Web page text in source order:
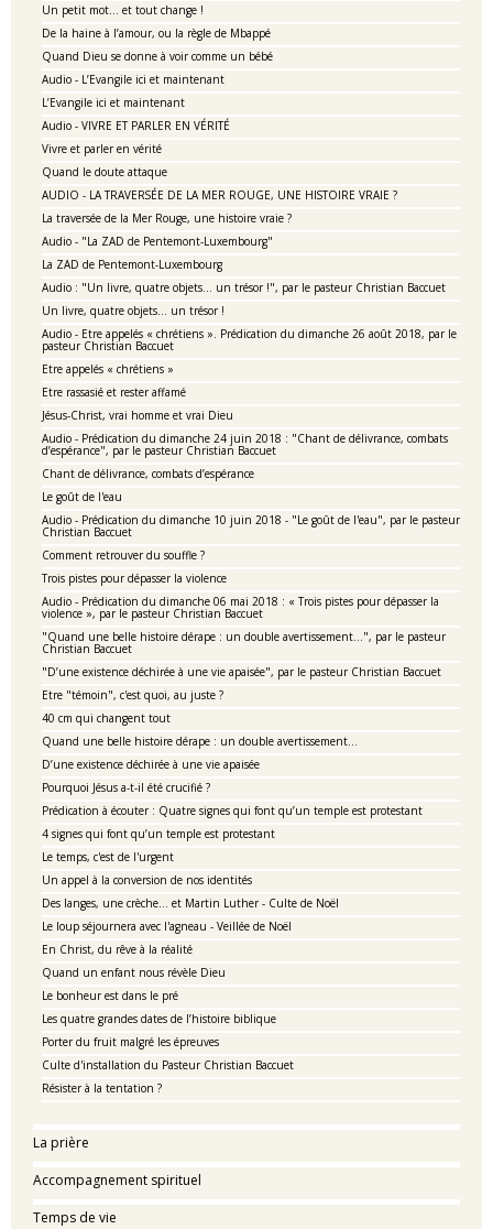
Un petit mot… et tout change !
De la haine à l’amour, ou la règle de Mbappé
Quand Dieu se donne à voir comme un bébé
Audio - L’Evangile ici et maintenant
L’Evangile ici et maintenant
Audio - VIVRE ET PARLER EN VÉRITÉ
Vivre et parler en vérité
Quand le doute attaque
AUDIO - LA TRAVERSÉE DE LA MER ROUGE, UNE HISTOIRE VRAIE ?
La traversée de la Mer Rouge, une histoire vraie ?
Audio - "La ZAD de Pentemont-Luxembourg"
La ZAD de Pentemont-Luxembourg
Audio : "Un livre, quatre objets… un trésor !", par le pasteur Christian Baccuet
Un livre, quatre objets… un trésor !
Audio - Etre appelés « chrétiens ». Prédication du dimanche 26 août 2018, par le
pasteur Christian Baccuet
Etre appelés « chrétiens »
Etre rassasié et rester affamé
Jésus-Christ, vrai homme et vrai Dieu
Audio - Prédication du dimanche 24 juin 2018 : "Chant de délivrance, combats
d’espérance", par le pasteur Christian Baccuet
Chant de délivrance, combats d’espérance
Le goût de l'eau
Audio - Prédication du dimanche 10 juin 2018 - "Le goût de l'eau", par le pasteur
Christian Baccuet
Comment retrouver du souffle ?
Trois pistes pour dépasser la violence
Audio - Prédication du dimanche 06 mai 2018 : « Trois pistes pour dépasser la
violence », par le pasteur Christian Baccuet
"Quand une belle histoire dérape : un double avertissement…", par le pasteur
Christian Baccuet
"D’une existence déchirée à une vie apaisée", par le pasteur Christian Baccuet
Etre "témoin", c'est quoi, au juste ?
40 cm qui changent tout
Quand une belle histoire dérape : un double avertissement…
D’une existence déchirée à une vie apaisée
Pourquoi Jésus a-t-il été crucifié ?
Prédication à écouter : Quatre signes qui font qu’un temple est protestant
4 signes qui font qu’un temple est protestant
Le temps, c'est de l'urgent
Un appel à la conversion de nos identités
Des langes, une crèche… et Martin Luther - Culte de Noël
Le loup séjournera avec l'agneau - Veillée de Noël
En Christ, du rêve à la réalité
Quand un enfant nous révèle Dieu
Le bonheur est dans le pré
Les quatre grandes dates de l’histoire biblique
Porter du fruit malgré les épreuves
Culte d'installation du Pasteur Christian Baccuet
Résister à la tentation ?
La prière
Accompagnement spirituel
Temps de vie